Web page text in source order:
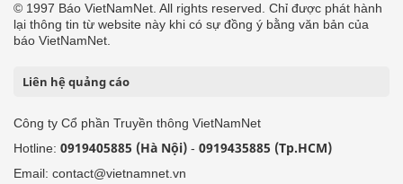
© 1997 Báo VietNamNet. All rights reserved. Chỉ được phát hành
lại thông tin từ website này khi có sự đồng ý bằng văn bản của
báo VietNamNet.
Liên hệ quảng cáo
Công ty Cổ phần Truyền thông VietNamNet
Hotline: 0919405885 (Hà Nội) - 0919435885 (Tp.HCM)
Email: contact@vietnamnet.vn